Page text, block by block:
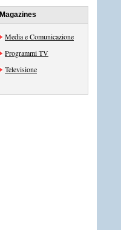
Magazines
Media e Comunicazione
Programmi TV
Televisione